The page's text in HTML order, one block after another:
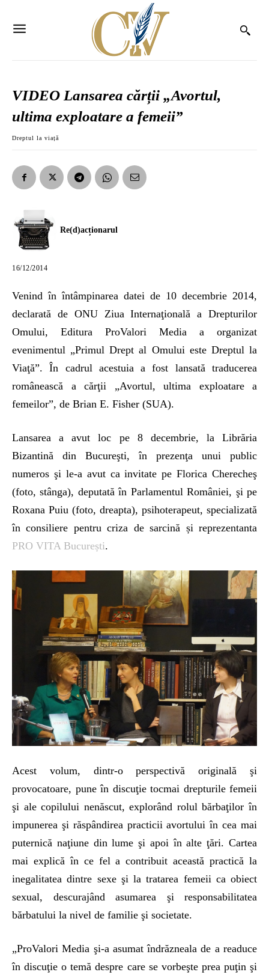
VIDEO Lansarea cărții „Avortul,
ultima exploatare a femeii”
Dreptul la viață
Re(d)acționarul
16/12/2014
Venind în întâmpinarea datei de 10 decembrie 2014,
declarată de ONU Ziua Internaţională a Drepturilor
Omului, Editura ProValori Media a organizat
evenimentul „Primul Drept al Omului este Dreptul la
Viaţă”. În cadrul acestuia a fost lansată traducerea
românească a cărţii „Avortul, ultima exploatare a
femeilor”, de Brian E. Fisher (SUA).
Lansarea a avut loc pe 8 decembrie, la Librăria
Bizantină din Bucureşti, în prezenţa unui public
numeros şi le-a avut ca invitate pe Florica Cherecheş
(foto, stânga), deputată în Parlamentul României, şi pe
Roxana Puiu (foto, dreapta), psihoterapeut, specializată
în consiliere pentru criza de sarcină și reprezentanta
PRO VITA București.
Acest volum, dintr-o perspectivă originală şi
provocatoare, pune în discuţie tocmai drepturile femeii
şi ale copilului nenăscut, explorând rolul bărbaţilor în
impunerea şi răspândirea practicii avortului în cea mai
puternică naţiune din lume şi apoi în alte ţări. Cartea
mai explică în ce fel a contribuit această practică la
inegalitatea dintre sexe şi la tratarea femeii ca obiect
sexual, descurajând asumarea şi responsabilitatea
bărbatului la nivel de familie şi societate.
„ProValori Media şi-a asumat îndrăzneala de a readuce
în discuţie o temă despre care se vorbeşte prea puţin şi